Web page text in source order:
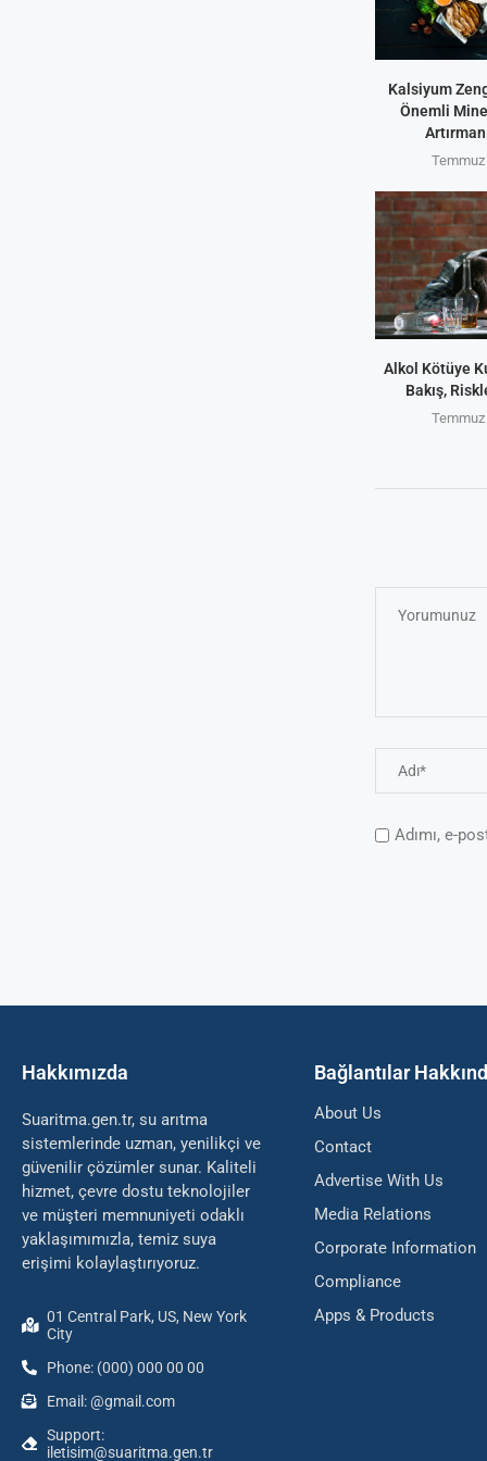
Kalsiyum
Önemli
Alkol Kötüye
Bakış,
Adımı, e-
Hakkımızda
Suaritma.gen.tr, su arıtma
sistemlerinde uzman, yenilikçi ve
güvenilir çözümler sunar. Kaliteli
hizmet, çevre dostu teknolojiler
ve müşteri memnuniyeti odaklı
yaklaşımımızla, temiz suya
erişimi kolaylaştırıyoruz.
01 Central Park, US, New York
City
Phone: (000) 000 00 00
Email: @gmail.com
Support:
iletisim@suaritma.gen.tr
Bağlantılar
About Us
Contact
Advertise With Us
Media Relations
Corporate Information
Compliance
Apps & Products